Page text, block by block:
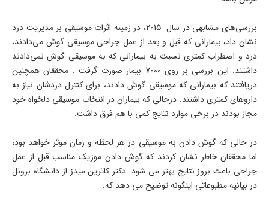
بررسی‌های مشابهی در سال 2015، در زمینه اثرات موسیقی بر مدیریت درد
نشان داد، بیمارانی که قبل و بعد از عمل جراحی موسیقی گوش می‌دادند،
درد و اضطراب کمتری نسبت به بیمارانی که به موسیقی گوش نمی‌دادند
داشتند. این بررسی بر روی 7000 بیمار صورت گرفت . محققان همچنین
دریافتند که بیمارانی که موسیقی گوش دادند، برای کنترل دردشان نیاز به
داروهای کمتری داشتند. درحالی که بیماران در انتخاب موسیقی دلخواه خود
مجاز بودند در برخی موارد نتایج کمی با هم فرق داشت.
در حالی که گوش دادن به موسیقی در هر لحظه و زمان موثر خواهد بود،
اما محققان خاطر نشان کردند که گوش دادن موزیک مناسب قبل از عمل
جراحی باعث بروز نتایج بهتر می شود. دکتر کاترین میدز از دانشگاه برونل
در بیانیه مطبوعاتی اینگونه توضیح می دهد که: